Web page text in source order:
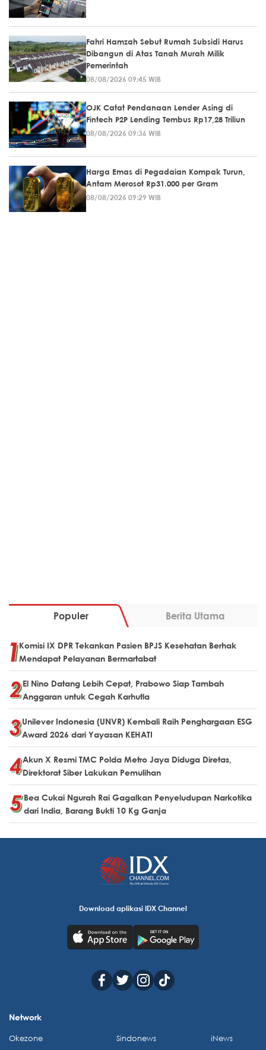
Fahri Hamzah Sebut Rumah Subsidi Harus
Dibangun di Atas Tanah Murah Milik
Pemerintah
08/08/2026 09:45 WIB
OJK Catat Pendanaan Lender Asing di
Fintech P2P Lending Tembus Rp17,28 Triliun
08/08/2026 09:36 WIB
Harga Emas di Pegadaian Kompak Turun,
Antam Merosot Rp31.000 per Gram
08/08/2026 09:29 WIB
Populer Berita Utama
Komisi IX DPR Tekankan Pasien BPJS Kesehatan Berhak
Mendapat Pelayanan Bermartabat
El Nino Datang Lebih Cepat, Prabowo Siap Tambah
Anggaran untuk Cegah Karhutla
Unilever Indonesia (UNVR) Kembali Raih Penghargaan ESG
Award 2026 dari Yayasan KEHATI
Akun X Resmi TMC Polda Metro Jaya Diduga Diretas,
Direktorat Siber Lakukan Pemulihan
Bea Cukai Ngurah Rai Gagalkan Penyeludupan Narkotika
dari India, Barang Bukti 10 Kg Ganja
Download aplikasi IDX Channel
Network
Okezone Sindonews iNews